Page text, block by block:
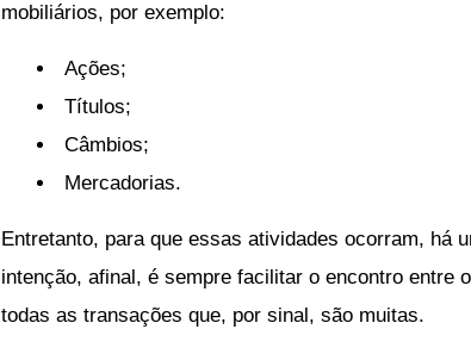
mobiliários, por exemplo:
Ações;
Títulos;
Câmbios;
Mercadorias.
Entretanto, para que essas atividades ocorram, há
intenção, afinal, é sempre facilitar o encontro entre
todas as transações que, por sinal, são muitas.